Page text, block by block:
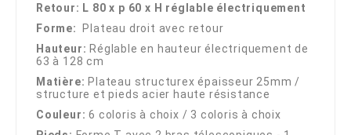
Retour: L 80 x p 60 x H réglable électriquement
Forme:
Plateau droit avec retour
Hauteur: Réglable en hauteur électriquement de
63 à 128 cm
Matière: Plateau structurex épaisseur 25mm /
structure et pieds acier haute résistance
Couleur: 6 coloris à choix / 3 coloris à choix